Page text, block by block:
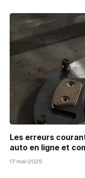
Les erreurs
auto en ligne et
17 mai 2025